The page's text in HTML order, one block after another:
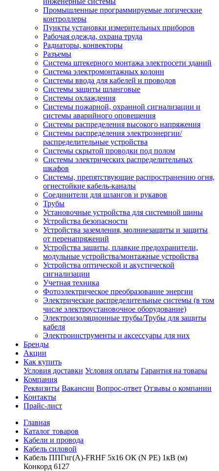
Промышленные программируемые логические
контроллеры
Пункты установки измерительных приборов
Рабочая одежда, охрана труда
Радиаторы, конвекторы
Разъемы
Система штекерного монтажа электросети зданий
Система электромонтажных колонн
Системы ввода для кабелей и проводов
Системы защиты шланговые
Системы охлаждения
Системы пожарной, охранной сигнализации и
системы аварийного оповещения
Системы распределения высокого напряжения
Системы распределения электроэнергии/
распределительные устройства
Системы скрытой проводки под полом
Системы электрических распределительных
шкафов
Системы, препятствующие распространению огня,
огнестойкие кабель-каналы
Соединители для шлангов и рукавов
Трубы
Установочные устройства для системной шины
Устройства безопасности
Устройства заземления, молниезащиты и защиты
от перенапряжений
Устройства защиты, плавкие предохранители,
модульные устройства/монтажные устройства
Устройства оптической и акустической
сигнализации
Учетная техника
Фотоэлектрическое преобразование энергии
Электрические распределительные системы (в том
числе электроустановочное оборудование)
Электроизоляционные трубы/Трубы для защиты
кабеля
Электроинструменты и аксессуары для них
Бренды
Акции
Как купить
Условия доставки Условия оплаты Гарантия на товары
Компания
Реквизиты Вакансии Вопрос-ответ Отзывы о компании
Контакты
Прайс-лист
Главная
Каталог товаров
Кабели и провода
Кабель силовой
Кабель ППГнг(А)-FRHF 5х16 ОК (N PE) 1кВ (м)
Конкорд 6127